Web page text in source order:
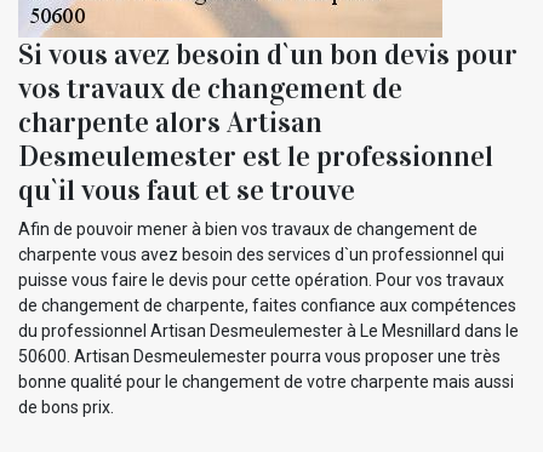
Si vous avez besoin d`un bon devis pour
vos travaux de changement de
charpente alors Artisan
Desmeulemester est le professionnel
qu`il vous faut et se trouve
Afin de pouvoir mener à bien vos travaux de changement de
charpente vous avez besoin des services d`un professionnel qui
puisse vous faire le devis pour cette opération. Pour vos travaux
de changement de charpente, faites confiance aux compétences
du professionnel Artisan Desmeulemester à Le Mesnillard dans le
50600. Artisan Desmeulemester pourra vous proposer une très
bonne qualité pour le changement de votre charpente mais aussi
de bons prix.